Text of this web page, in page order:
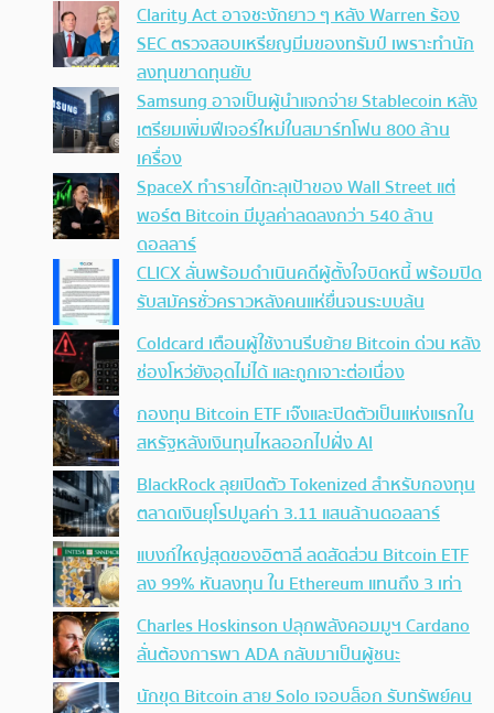
Clarity Act อาจชะงักยาว ๆ หลัง Warren ร้อง
SEC ตรวจสอบเหรียญมีมของทรัมป์ เพราะทำนัก
ลงทุนขาดทุนยับ
Samsung อาจเป็นผู้นำแจกจ่าย Stablecoin หลัง
เตรียมเพิ่มฟีเจอร์ใหม่ในสมาร์ทโฟน 800 ล้าน
เครื่อง
SpaceX ทำรายได้ทะลุเป้าของ Wall Street แต่
พอร์ต Bitcoin มีมูลค่าลดลงกว่า 540 ล้าน
ดอลลาร์
CLICX ลั่นพร้อมดำเนินคดีผู้ตั้งใจบิดหนี้ พร้อมปิด
รับสมัครชั่วคราวหลังคนแห่ยื่นจนระบบล้น
Coldcard เตือนผู้ใช้งานรีบย้าย Bitcoin ด่วน หลัง
ช่องโหว่ยังอุดไม่ได้ และถูกเจาะต่อเนื่อง
กองทุน Bitcoin ETF เจ๊งและปิดตัวเป็นแห่งแรกใน
สหรัฐหลังเงินทุนไหลออกไปฝั่ง AI
BlackRock ลุยเปิดตัว Tokenized สำหรับกองทุน
ตลาดเงินยุโรปมูลค่า 3.11 แสนล้านดอลลาร์
แบงก์ใหญ่สุดของอิตาลี ลดสัดส่วน Bitcoin ETF
ลง 99% หันลงทุน ใน Ethereum แทนถึง 3 เท่า
Charles Hoskinson ปลุกพลังคอมมูฯ Cardano
ลั่นต้องการพา ADA กลับมาเป็นผู้ชนะ
นักขุด Bitcoin สาย Solo เจอบล็อก รับทรัพย์คน